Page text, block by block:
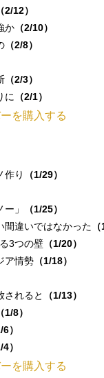
（2/12）
か （2/10）
（2/8）
（2/3）
に （2/1）
を購入する
作り
（1/29）
」
（1/25）
間違いではなかった
3つの壁 （1/20）
ア情勢 （1/18）
されると
（1/13）
（1/8）
6）
4）
を購入する